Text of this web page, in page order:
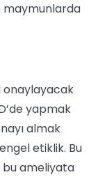
maymunlarda
onaylayacak
yapmak
almak
etiklik. Bu
bu ameliyata